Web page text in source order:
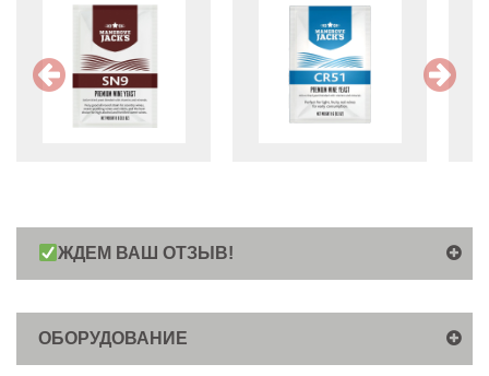
ЖДЕМ ВАШ ОТЗЫВ!
ОБОРУДОВАНИЕ